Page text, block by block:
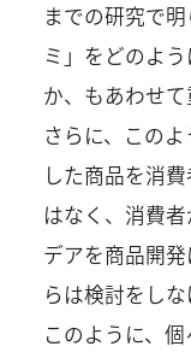
までの研究で
ミ」をどのよ
か、もあわせて
さらに、この
した商品を消
はなく、消費
デアを商品開
らは検討をしな
このように、